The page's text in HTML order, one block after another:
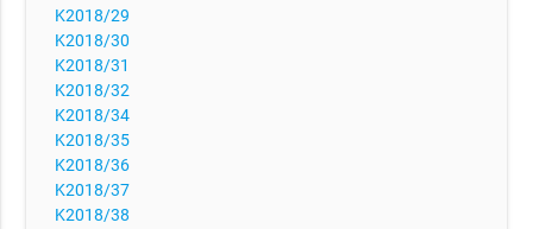
K2018/29
K2018/30
K2018/31
K2018/32
K2018/34
K2018/35
K2018/36
K2018/37
K2018/38